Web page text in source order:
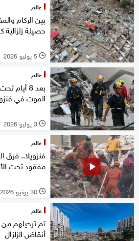
عالم
بين الركام
حصيلة زلزالية
l 5 يوليو 2026
عالم
بعد 8
الموت في
l 3 يوليو 2026
عالم
مفقود تحت
l 30 يونيو 2026
عالم
تم ترحيلهم
أنقاض الزلزال